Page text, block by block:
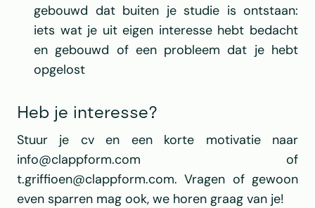
gebouwd dat buiten je studie is ontstaan:
iets wat je uit eigen interesse hebt bedacht
en gebouwd of een probleem dat je hebt
opgelost
Heb je interesse?
info@clappform.com
t.griffioen@clappform.com. Vragen of gewoon
even sparren mag ook, we horen graag van je!